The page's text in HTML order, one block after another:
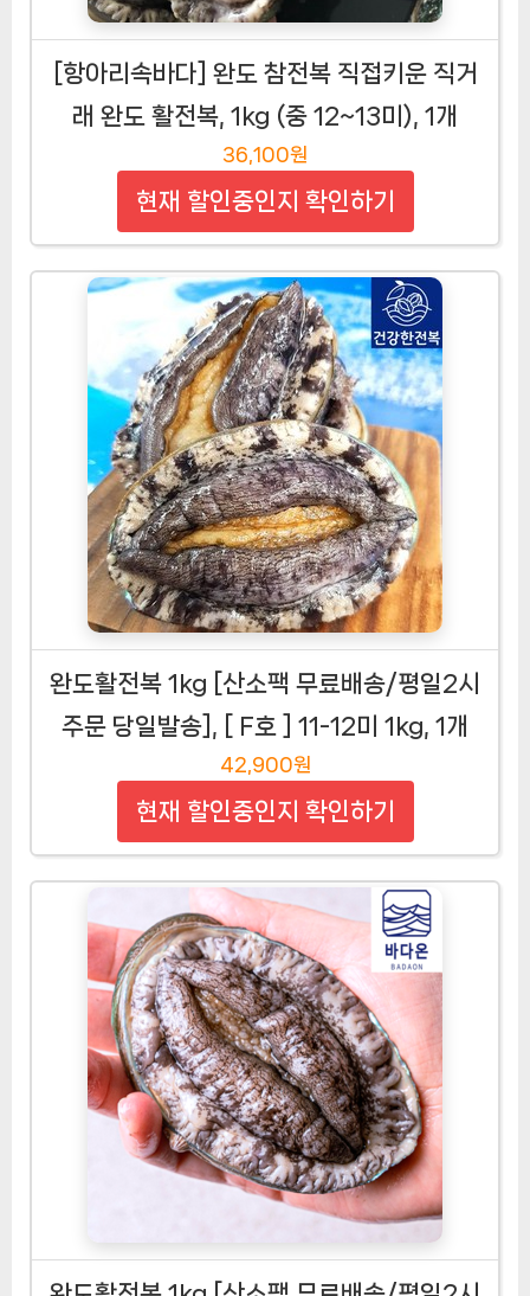
[항아리속바다] 완도 참전복 직접키운 직거
래 완도 활전복, 1kg (중 12~13미), 1개
36,100원
현재 할인중인지 확인하기
완도활전복 1kg [산소팩 무료배송/평일2시
주문 당일발송], [ F호 ] 11-12미 1kg, 1개
42,900원
현재 할인중인지 확인하기